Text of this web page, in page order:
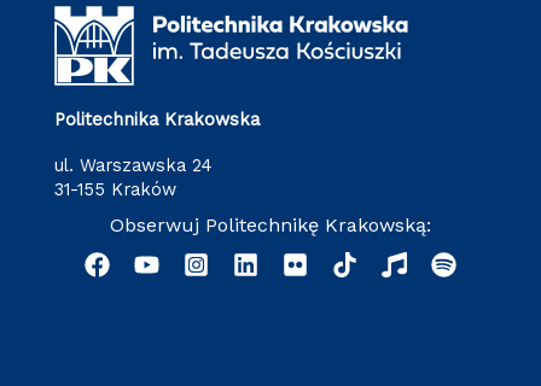
Politechnika Krakowska
ul. Warszawska 24
31-155 Kraków
Obserwuj Politechnikę Krakowską: